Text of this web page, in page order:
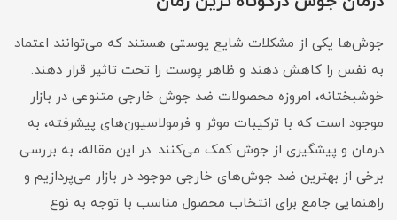
جوش‌ها یکی از مشکلات شایع پوستی هستند که می‌توانند اعتماد
به نفس را کاهش دهند و ظاهر پوست را تحت تاثیر قرار دهند.
خوشبختانه، امروزه محصولات ضد جوش خارجی متنوعی در بازار
موجود است که با ترکیبات موثر و فرمولاسیون‌های پیشرفته، به
درمان و پیشگیری از جوش کمک می‌کنند. در این مقاله، به بررسی
برخی از بهترین ضد جوش‌های خارجی موجود در بازار می‌پردازیم و
راهنمایی جامع برای انتخاب محصول مناسب با توجه به نوع